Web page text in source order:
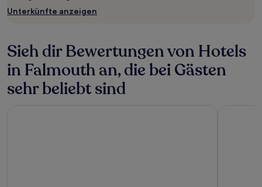
Unterkünfte anzeigen
Sieh dir Bewertungen von Hotels
in Falmouth an, die bei Gästen
sehr beliebt sind